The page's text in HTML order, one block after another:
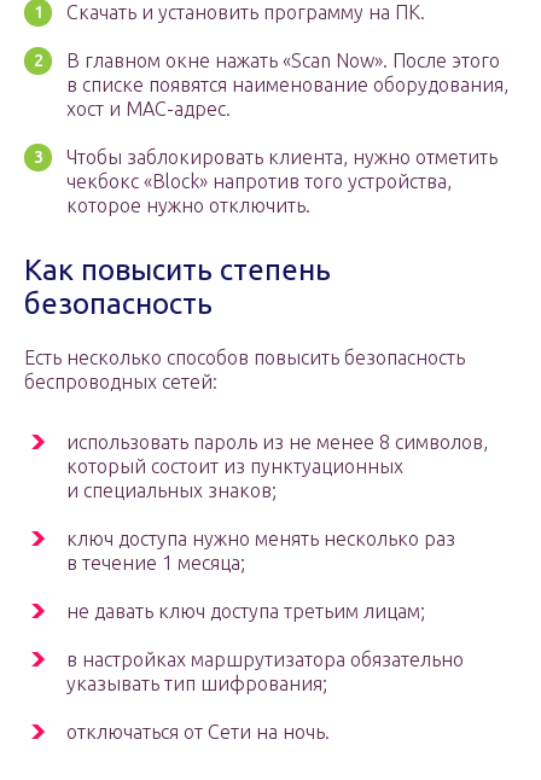
Скачать и установить программу на ПК.
В главном окне нажать «Scan Now». После этого
в списке появятся наименование оборудования,
хост и MAC-адрес.
Чтобы заблокировать клиента, нужно отметить
чекбокс «Block» напротив того устройства,
которое нужно отключить.
Как повысить степень
безопасность
Есть несколько способов повысить безопасность
беспроводных сетей:
использовать пароль из не менее 8 символов,
который состоит из пунктуационных
и специальных знаков;
ключ доступа нужно менять несколько раз
в течение 1 месяца;
не давать ключ доступа третьим лицам;
в настройках маршрутизатора обязательно
указывать тип шифрования;
отключаться от Сети на ночь.